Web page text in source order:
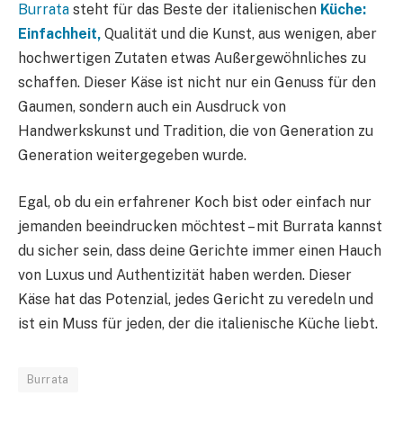
Burrata steht für das Beste der italienischen Küche:
Einfachheit, Qualität und die Kunst, aus wenigen, aber
hochwertigen Zutaten etwas Außergewöhnliches zu
schaffen. Dieser Käse ist nicht nur ein Genuss für den
Gaumen, sondern auch ein Ausdruck von
Handwerkskunst und Tradition, die von Generation zu
Generation weitergegeben wurde.
Egal, ob du ein erfahrener Koch bist oder einfach nur
jemanden beeindrucken möchtest – mit Burrata kannst
du sicher sein, dass deine Gerichte immer einen Hauch
von Luxus und Authentizität haben werden. Dieser
Käse hat das Potenzial, jedes Gericht zu veredeln und
ist ein Muss für jeden, der die italienische Küche liebt.
Burrata